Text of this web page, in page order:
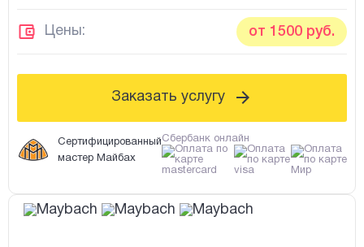
Цены: от 1500 руб.
Заказать услугу
Сертифицированный
мастер Майбах
Сбербанк онлайн